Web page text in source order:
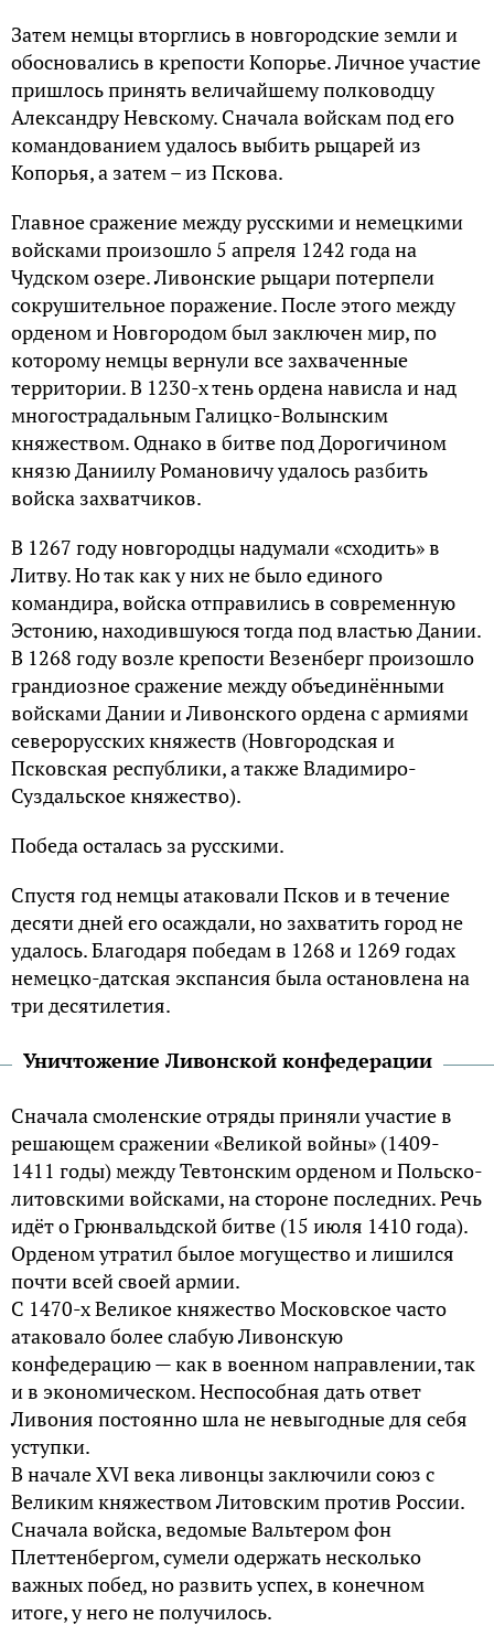
Затем немцы вторглись в новгородские земли и
обосновались в крепости Копорье. Личное участие
пришлось принять величайшему полководцу
Александру Невскому. Сначала войскам под его
командованием удалось выбить рыцарей из
Копорья, а затем – из Пскова.
Главное сражение между русскими и немецкими
войсками произошло 5 апреля 1242 года на
Чудском озере. Ливонские рыцари потерпели
сокрушительное поражение. После этого между
орденом и Новгородом был заключен мир, по
которому немцы вернули все захваченные
территории. В 1230-х тень ордена нависла и над
многострадальным Галицко-Волынским
княжеством. Однако в битве под Дорогичином
князю Даниилу Романовичу удалось разбить
войска захватчиков.
В 1267 году новгородцы надумали «сходить» в
Литву. Но так как у них не было единого
командира, войска отправились в современную
Эстонию, находившуюся тогда под властью Дании.
В 1268 году возле крепости Везенберг произошло
грандиозное сражение между объединёнными
войсками Дании и Ливонского ордена с армиями
северорусских княжеств (Новгородская и
Псковская республики, а также Владимиро-
Суздальское княжество).
Победа осталась за русскими.
Спустя год немцы атаковали Псков и в течение
десяти дней его осаждали, но захватить город не
удалось. Благодаря победам в 1268 и 1269 годах
немецко-датская экспансия была остановлена на
три десятилетия.
Уничтожение Ливонской конфедерации
Сначала смоленские отряды приняли участие в
решающем сражении «Великой войны» (1409-
1411 годы) между Тевтонским орденом и Польско-
литовскими войсками, на стороне последних. Речь
идёт о Грюнвальдской битве (15 июля 1410 года).
Орденом утратил былое могущество и лишился
почти всей своей армии.
С 1470-х Великое княжество Московское часто
атаковало более слабую Ливонскую
конфедерацию — как в военном направлении, так
и в экономическом. Неспособная дать ответ
Ливония постоянно шла не невыгодные для себя
уступки.
В начале XVI века ливонцы заключили союз с
Великим княжеством Литовским против России.
Сначала войска, ведомые Вальтером фон
Плеттенбергом, сумели одержать несколько
важных побед, но развить успех, в конечном
итоге, у него не получилось.